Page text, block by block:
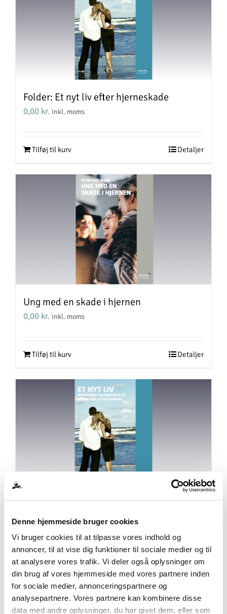
Denne hjemmeside bruger cookies
Vi bruger cookies til at tilpasse vores indhold og
annoncer, til at vise dig funktioner til sociale medier og til
at analysere vores trafik. Vi deler også oplysninger om
din brug af vores hjemmeside med vores partnere inden
for sociale medier, annonceringspartnere og
analysepartnere. Vores partnere kan kombinere disse
data med andre oplysninger, du har givet dem, eller som
Folder: Et nyt liv efter hjerneskade
0,00 kr. inkl. moms
Tilføj til kurv Detaljer
Ung med en skade i hjernen
0,00 kr. inkl. moms
Tilføj til kurv Detaljer
0,00kr. inkl. moms
Tilføj til kurv Detaljer